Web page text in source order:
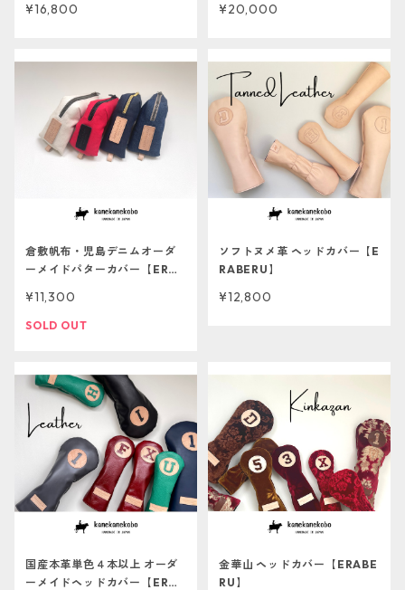
¥16,800 ¥20,000
倉敷帆布・児島デニムオーダ
ーメイドパターカバー【ERAB
¥11,300
SOLD OUT
ソフトヌメ革 ヘッドカバー【E
RABERU】
¥12,800
国産本革単色４本以上 オーダ
ーメイドヘッドカバー【ERAB
金華山 ヘッドカバー【ERABE
RU】